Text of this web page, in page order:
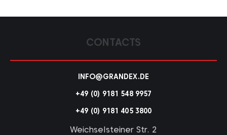
CONTACTS
INFO@GRANDEX.DE
+49 (0) 9181 548 9957
+49 (0) 9181 405 3800
Weichselsteiner Str. 2